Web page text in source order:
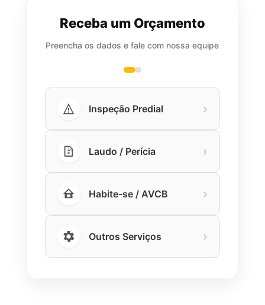
Receba um Orçamento
Preencha os dados e fale com nossa equipe
Inspeção Predial ›
Laudo / Perícia ›
Habite-se / AVCB ›
Outros Serviços ›